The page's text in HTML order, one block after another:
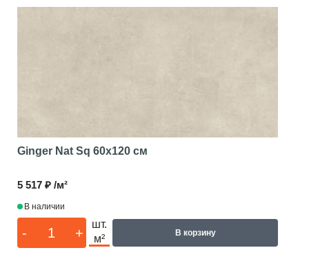
Ginger Nat Sq 60x120 см
5 517 ₽ /м²
В наличии
- +
шт.
м²
В корзину